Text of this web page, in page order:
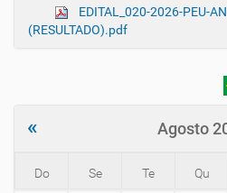
EDITAL_020-2026-PEU-
(RESULTADO).pdf
« Agosto
Do Se Te Qu